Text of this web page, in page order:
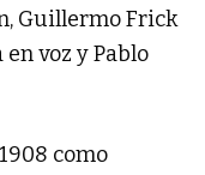
Guillermo Frick
voz y Pablo
como